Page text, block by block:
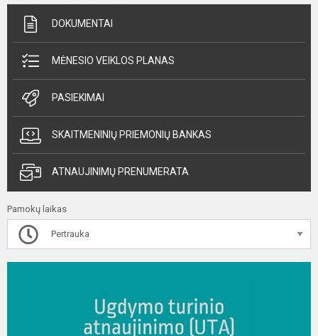
DOKUMENTAI
MĖNESIO VEIKLOS PLANAS
PASIEKIMAI
SKAITMENINIŲ PRIEMONIŲ BANKAS
ATNAUJINIMŲ PRENUMERATA
Pamokų laikas
Pertrauka